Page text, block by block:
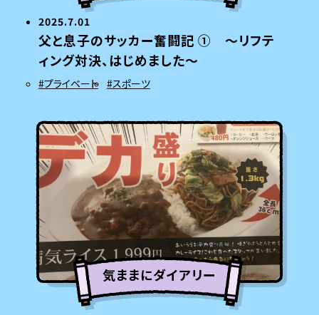
2025.7.01
父と息子のサッカー奮闘記 ① ～リフテ
ィング対決、はじめました～
#プライベート #スポーツ
気ままにダイアリー